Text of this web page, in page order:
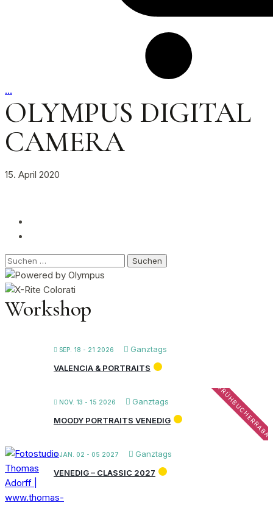
…
OLYMPUS DIGITAL
CAMERA
15. April 2020
Suchen
nach:
Workshop
SEP. 18 - 21 2026
Ganztags
VALENCIA & PORTRAITS
NOV. 13 - 15 2026 Ganztags
MOODY PORTRAITS VENEDIG
JAN. 02 - 05 2027
Ganztags
VENEDIG – CLASSIC 2027